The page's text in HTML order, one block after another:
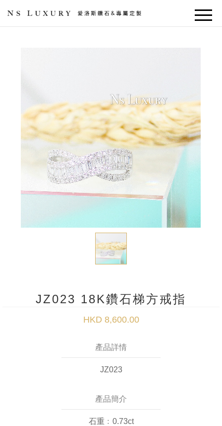
JZ023 18K鑽石梯方戒指
HKD 8,600.00
產品詳情
JZ023
產品簡介
石重﹕0.73ct